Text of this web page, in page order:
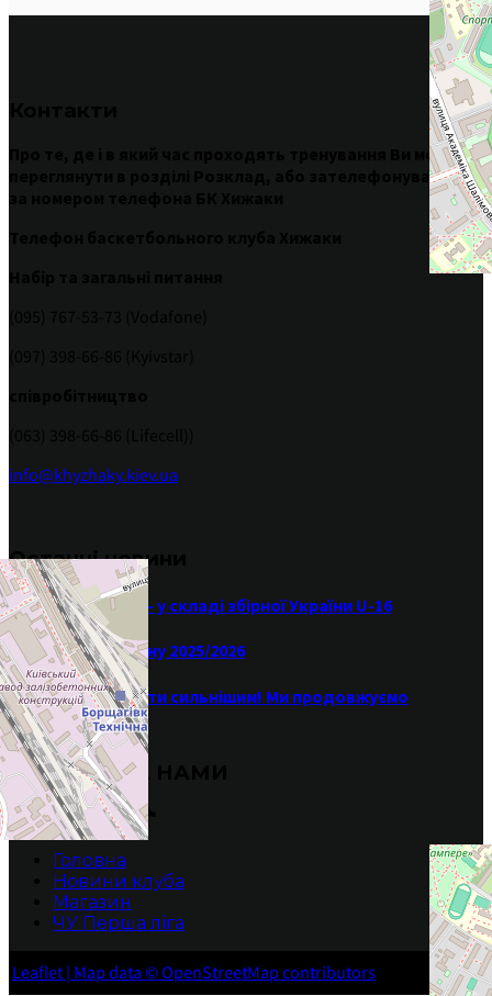
Leaflet | Map data © OpenStreetMap contributors
можете
зателефонувавши
info@khyzhaky.kiev.ua
Останні новини
Максим Шульга — у складі збірної України U-16
Результати сезону 2025/2026
Літо — час ставати сильнішим! Ми продовжуємо
тренування ☀️🏀
СЛІДКУЙ ЗА НАМИ
Головна
Новини клуба
Магазин
ЧУ Перша ліга
БК ХИЖАКИ -Прямуй до своєї мрії!
2010-2025